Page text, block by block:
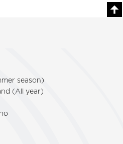
season)
(All year)